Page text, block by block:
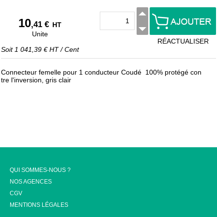
10,41 € HT
Unite
Soit 1 041,39 € HT/Cent
RÉACTUALISER
Connecteur femelle pour 1 conducteur Coudé 100% protégé con
tre l'inversion, gris clair
QUI SOMMES-NOUS ?
NOS AGENCES
CGV
MENTIONS LÉGALES